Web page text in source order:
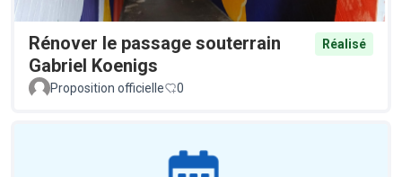
Rénover le passage souterrain
Gabriel Koenigs
Réalisé
Proposition officielle 0